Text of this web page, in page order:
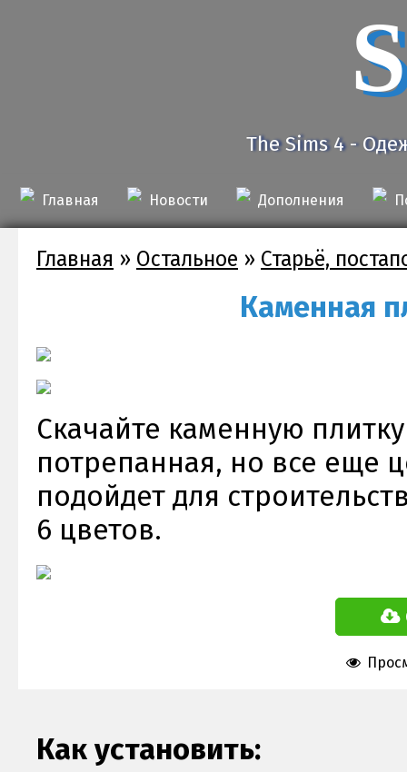
The Sims 4 -
Главная Новости Дополнения
Главная » Остальное » Старьё,
Каменная
Скачайте каменную
потрепанная, но все еще
подойдет для
6 цветов.
Как установить: